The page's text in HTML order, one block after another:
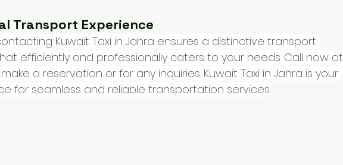
Transport Experience
Kuwait Taxi in Jahra ensures a distinctive transport
efficiently and professionally caters to your needs. Call now at
a reservation or for any inquiries. Kuwait Taxi in Jahra is your
for seamless and reliable transportation services.